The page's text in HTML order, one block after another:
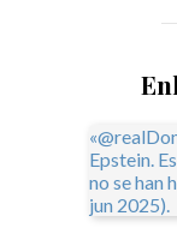
Epstein.
no se han
jun 2025).